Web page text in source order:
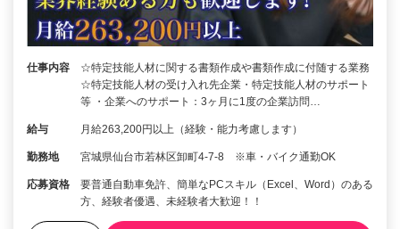
仕事内容
☆特定技能人材に関する書類作成や書類作成に付随する業務
☆特定技能人材の受け入れ先企業・特定技能人材のサポート
等 ・企業へのサポート：3ヶ月に1度の企業訪問…
給与 月給263,200円以上（経験・能力考慮します）
勤務地 宮城県仙台市若林区卸町4-7-8 ※車・バイク通勤OK
応募資格
要普通自動車免許、簡単なPCスキル（Excel、Word）のある
方、経験者優遇、未経験者大歓迎！！